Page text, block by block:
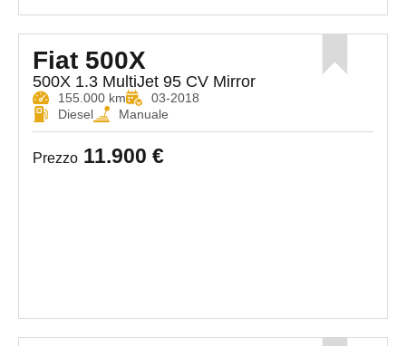
Fiat 500X
500X 1.3 MultiJet 95 CV Mirror
155.000 km
03-2018
Diesel
Manuale
Prezzo 11.900 €